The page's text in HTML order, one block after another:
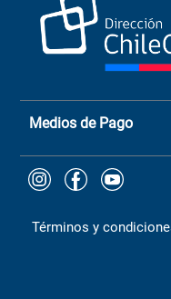
ChileCompras
+56 9 9888
Medios de Pago
Términos y